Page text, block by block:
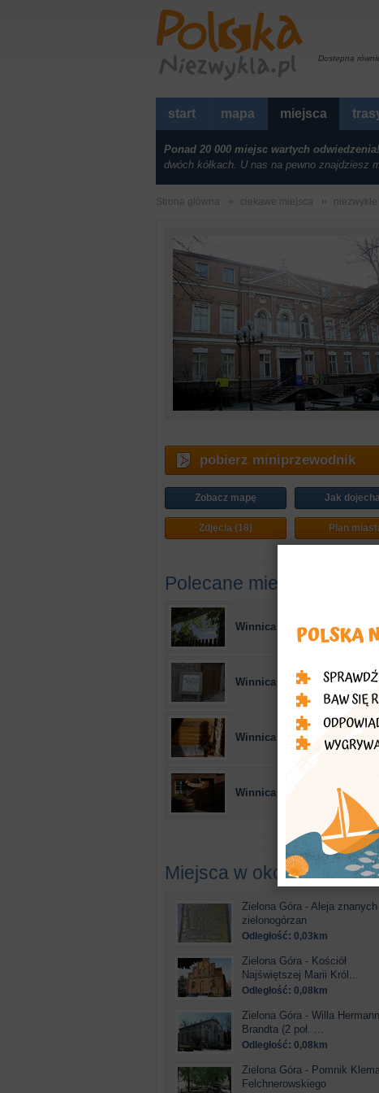
Dostepna
start mapa miejsca
Ponad 20 000 miejsc wartych odwiedzenia!
dwóch kółkach. U nas na pewno znajdziesz
Strona główna ciekawe miejsca
pobierz miniprzewodnik
Zobacz mapę
Zdjęcia (18)
Jak
Plan
Polecane miejsca
Winnica Julia
Winnica Miłosz
Winnica na Leśnej Polanie
Winnica „Kinga”
Miejsca w okolicy
Zielona Góra - Aleja znanych
zielonogórzan
Odległość: 0,03km
Zielona Góra - Kościół
Najświętszej Marii Król...
Odległość: 0,08km
Zielona Góra - Willa
Brandta (2 poł. ...
Odległość: 0,08km
Zielona Góra - Pomnik
Felchnerowskiego